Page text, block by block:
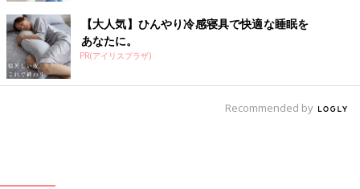
【大人気】ひんやり冷感寝具で快適な睡眠を
あなたに。
PR(アイリスプラザ)
Recommended by